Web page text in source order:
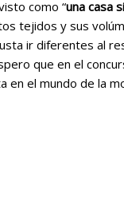
como “una casa
tejidos y sus
ir diferentes al
que en el
en el mundo de la